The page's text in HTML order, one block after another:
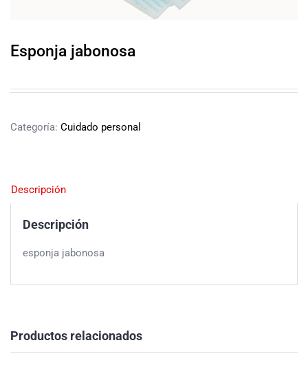
Esponja jabonosa
Categoría: Cuidado personal
Descripción
Descripción
esponja jabonosa
Productos relacionados